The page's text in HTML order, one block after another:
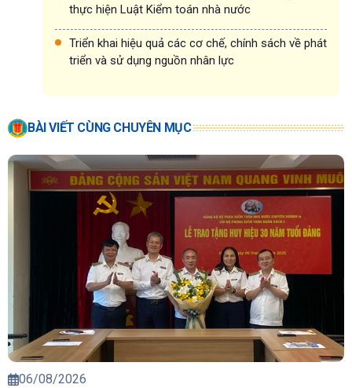
thực hiện Luật Kiểm toán nhà nước
Triển khai hiệu quả các cơ chế, chính sách về phát
triển và sử dụng nguồn nhân lực
BÀI VIẾT CÙNG CHUYÊN MỤC
06/08/2026